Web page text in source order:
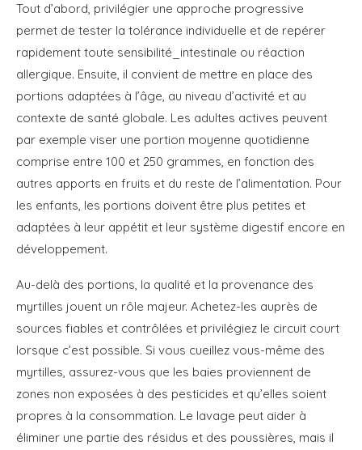
Tout d’abord, privilégier une approche progressive
permet de tester la tolérance individuelle et de repérer
rapidement toute sensibilité_intestinale ou réaction
allergique. Ensuite, il convient de mettre en place des
portions adaptées à l’âge, au niveau d’activité et au
contexte de santé globale. Les adultes actives peuvent
par exemple viser une portion moyenne quotidienne
comprise entre 100 et 250 grammes, en fonction des
autres apports en fruits et du reste de l’alimentation. Pour
les enfants, les portions doivent être plus petites et
adaptées à leur appétit et leur système digestif encore en
développement.
Au-delà des portions, la qualité et la provenance des
myrtilles jouent un rôle majeur. Achetez-les auprès de
sources fiables et contrôlées et privilégiez le circuit court
lorsque c’est possible. Si vous cueillez vous-même des
myrtilles, assurez-vous que les baies proviennent de
zones non exposées à des pesticides et qu’elles soient
propres à la consommation. Le lavage peut aider à
éliminer une partie des résidus et des poussières, mais il